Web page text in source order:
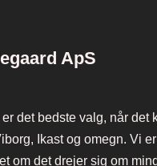
ApS
det bedste valg, når det
Ikast og omegn. Vi
om det drejer sig om